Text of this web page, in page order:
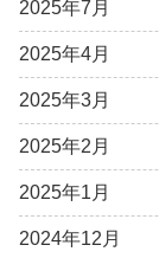
2025年7月
2025年4月
2025年3月
2025年2月
2025年1月
2024年12月